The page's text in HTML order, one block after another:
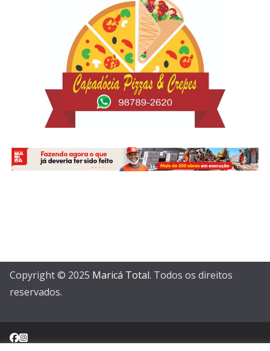
Copyright © 2025 Maricá Total. Todos os direitos
reservados.